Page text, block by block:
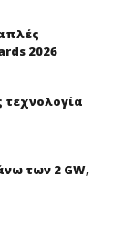
2026
τεχνολογία
των 2 GW,